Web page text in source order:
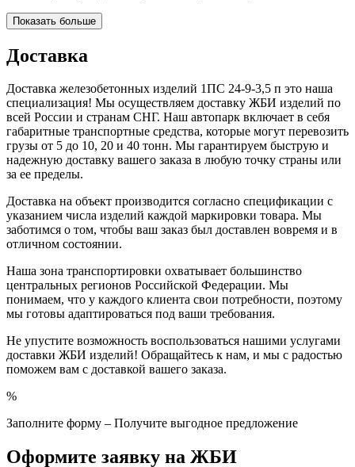
Показать больше
Доставка
Доставка железобетонных изделий 1ПС 24-9-3,5 п это наша
специализация! Мы осуществляем доставку ЖБИ изделий по
всей России и странам СНГ. Наш автопарк включает в себя
габаритные транспортные средства, которые могут перевозить
грузы от 5 до 10, 20 и 40 тонн. Мы гарантируем быструю и
надежную доставку вашего заказа в любую точку страны или
за ее пределы.
Доставка на объект производится согласно спецификации с
указанием числа изделий каждой маркировки товара. Мы
заботимся о том, чтобы ваш заказ был доставлен вовремя и в
отличном состоянии.
Наша зона транспортировки охватывает большинство
центральных регионов Российской Федерации. Мы
понимаем, что у каждого клиента свои потребности, поэтому
мы готовы адаптироваться под ваши требования.
Не упустите возможность воспользоваться нашими услугами
доставки ЖБИ изделий! Обращайтесь к нам, и мы с радостью
поможем вам с доставкой вашего заказа.
%
Заполните форму – Получите выгодное предложение
Оформите заявку на ЖБИ